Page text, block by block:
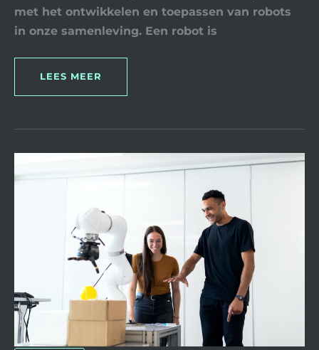
met het ontwikkelen en toepassen van robots
in onze samenleving. Een robot is
LEES MEER
SAMENWERKEN
PLAATS
VERVANGERS